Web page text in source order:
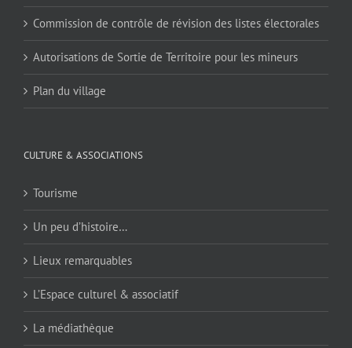
Commission de contrôle de révision des listes électorales
Autorisations de Sortie de Territoire pour les mineurs
Plan du village
CULTURE & ASSOCIATIONS
Tourisme
Un peu d’histoire…
Lieux remarquables
L’Espace culturel & associatif
La médiathèque